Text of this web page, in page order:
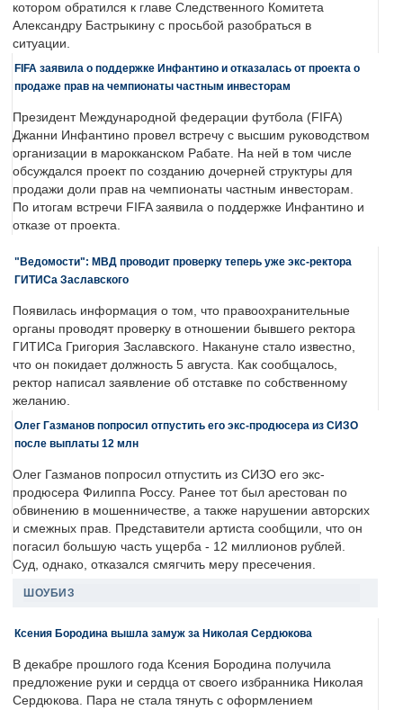
котором обратился к главе Следственного Комитета
Александру Бастрыкину с просьбой разобраться в
ситуации.
FIFA заявила о поддержке Инфантино и отказалась от проекта о
продаже прав на чемпионаты частным инвесторам
Президент Международной федерации футбола (FIFA)
Джанни Инфантино провел встречу с высшим руководством
организации в марокканском Рабате. На ней в том числе
обсуждался проект по созданию дочерней структуры для
продажи доли прав на чемпионаты частным инвесторам.
По итогам встречи FIFA заявила о поддержке Инфантино и
отказе от проекта.
"Ведомости": МВД проводит проверку теперь уже экс-ректора
ГИТИСа Заславского
Появилась информация о том, что правоохранительные
органы проводят проверку в отношении бывшего ректора
ГИТИСа Григория Заславского. Накануне стало известно,
что он покидает должность 5 августа. Как сообщалось,
ректор написал заявление об отставке по собственному
желанию.
Олег Газманов попросил отпустить его экс-продюсера из СИЗО
после выплаты 12 млн
Олег Газманов попросил отпустить из СИЗО его экс-
продюсера Филиппа Россу. Ранее тот был арестован по
обвинению в мошенничестве, а также нарушении авторских
и смежных прав. Представители артиста сообщили, что он
погасил большую часть ущерба - 12 миллионов рублей.
Суд, однако, отказался смягчить меру пресечения.
ШОУБИЗ
Ксения Бородина вышла замуж за Николая Сердюкова
В декабре прошлого года Ксения Бородина получила
предложение руки и сердца от своего избранника Николая
Сердюкова. Пара не стала тянуть с оформлением